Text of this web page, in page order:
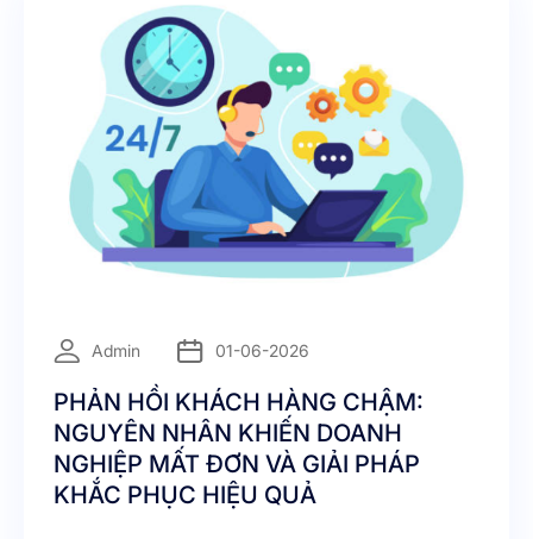
Admin 01-06-2026
PHẢN HỒI KHÁCH HÀNG CHẬM:
NGUYÊN NHÂN KHIẾN DOANH
NGHIỆP MẤT ĐƠN VÀ GIẢI PHÁP
KHẮC PHỤC HIỆU QUẢ